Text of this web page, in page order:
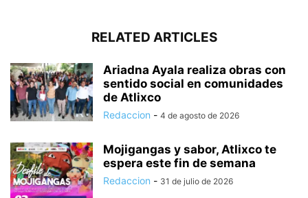
RELATED ARTICLES
Ariadna Ayala realiza obras con
sentido social en comunidades
de Atlixco
Redaccion - 4 de agosto de 2026
Mojigangas y sabor, Atlixco te
espera este fin de semana
Redaccion - 31 de julio de 2026